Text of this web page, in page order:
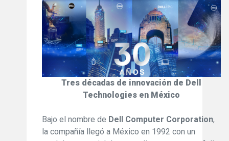
Tres décadas de innovación de Dell
Technologies en México
Bajo el nombre de Dell Computer Corporation,
la compañía llegó a México en 1992 con un